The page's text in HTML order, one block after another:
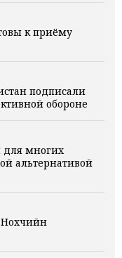
к приёму
подписали
обороне
для многих
альтернативой